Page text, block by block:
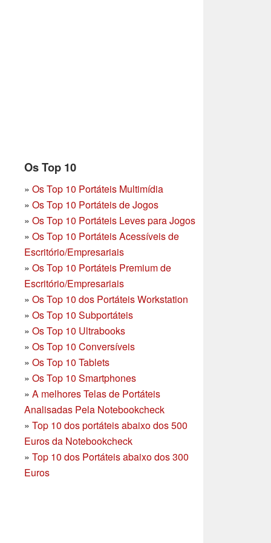
Os Top 10
» Os Top 10 Portáteis Multimídia
» Os Top 10 Portáteis de Jogos
» Os Top 10 Portáteis Leves para Jogos
» Os Top 10 Portáteis Acessíveis de
Escritório/Empresariais
» Os Top 10 Portáteis Premium de
Escritório/Empresariais
» Os Top 10 dos Portáteis Workstation
» Os Top 10 Subportáteis
» Os Top 10 Ultrabooks
» Os Top 10 Conversíveis
» Os Top 10 Tablets
» Os Top 10 Smartphones
» A melhores Telas de Portáteis
Analisadas Pela Notebookcheck
» Top 10 dos portáteis abaixo dos 500
Euros da Notebookcheck
» Top 10 dos Portáteis abaixo dos 300
Euros